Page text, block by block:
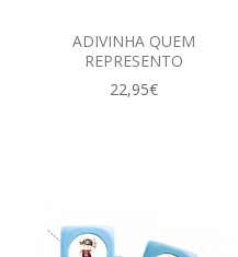
ADIVINHA QUEM
REPRESENTO
22,95€